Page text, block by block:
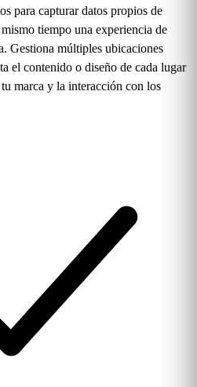
para capturar datos propios de
tiempo una experiencia de
Gestiona múltiples ubicaciones
el contenido o diseño de cada lugar
marca y la interacción con los